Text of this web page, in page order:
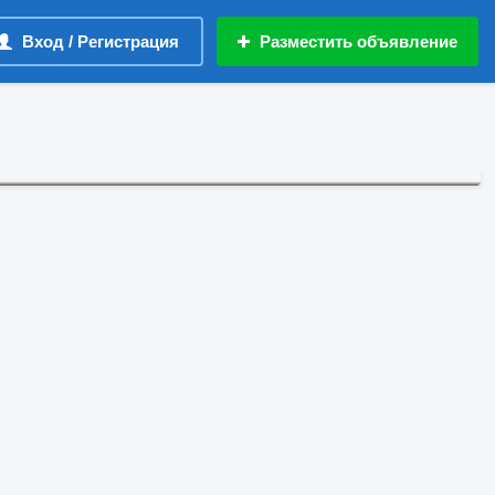
Вход / Регистрация Разместить объявление